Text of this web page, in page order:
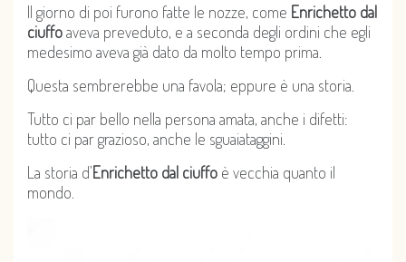
Il giorno di poi furono fatte le nozze, come Enrichetto dal
ciuffoaveva preveduto, e a seconda degli ordini che egli
medesimo aveva già dato da molto tempo prima.
Questa sembrerebbe una favola; eppure è una storia.
Tutto ci par bello nella persona amata, anche i difetti:
tutto ci par grazioso, anche le sguaiataggini.
La storia d’Enrichetto dal ciuffo è vecchia quanto il
mondo.